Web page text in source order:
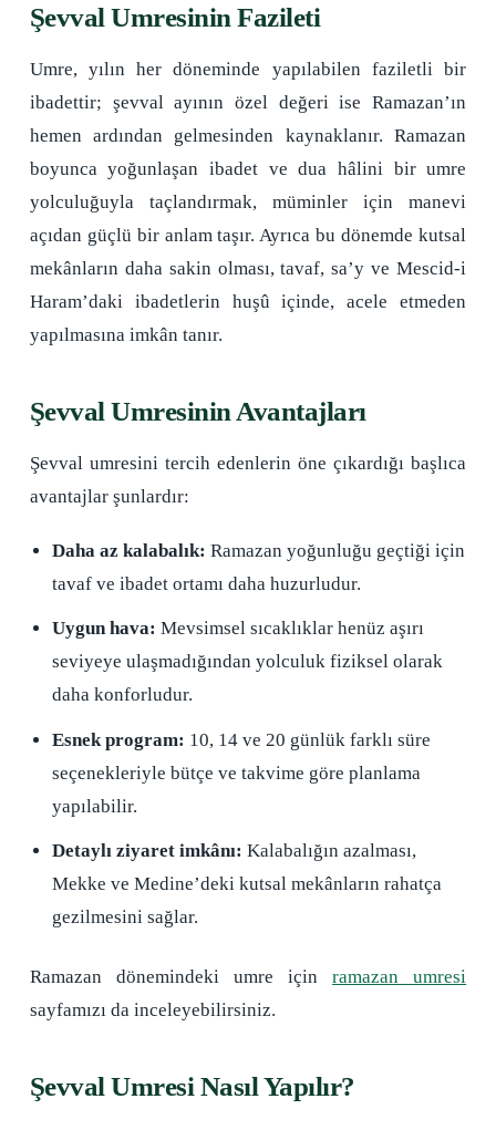
Şevval Umresinin Fazileti
Umre, yılın her döneminde yapılabilen faziletli bir
ibadettir; şevval ayının özel değeri ise Ramazan’ın
hemen ardından gelmesinden kaynaklanır. Ramazan
boyunca yoğunlaşan ibadet ve dua hâlini bir umre
yolculuğuyla taçlandırmak, müminler için manevi
açıdan güçlü bir anlam taşır. Ayrıca bu dönemde kutsal
mekânların daha sakin olması, tavaf, sa’y ve Mescid-i
Haram’daki ibadetlerin huşû içinde, acele etmeden
yapılmasına imkân tanır.
Şevval Umresinin Avantajları
Şevval umresini tercih edenlerin öne çıkardığı başlıca
avantajlar şunlardır:
Daha az kalabalık: Ramazan yoğunluğu geçtiği için
tavaf ve ibadet ortamı daha huzurludur.
Uygun hava: Mevsimsel sıcaklıklar henüz aşırı
seviyeye ulaşmadığından yolculuk fiziksel olarak
daha konforludur.
Esnek program: 10, 14 ve 20 günlük farklı süre
seçenekleriyle bütçe ve takvime göre planlama
yapılabilir.
Detaylı ziyaret imkânı: Kalabalığın azalması,
Mekke ve Medine’deki kutsal mekânların rahatça
gezilmesini sağlar.
Ramazan dönemindeki umre içinramazan umresi
sayfamızı da inceleyebilirsiniz.
Şevval Umresi Nasıl Yapılır?